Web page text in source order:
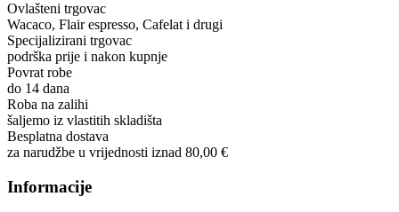
Ovlašteni trgovac
Wacaco, Flair espresso, Cafelat i drugi
Specijalizirani trgovac
podrška prije i nakon kupnje
Povrat robe
do 14 dana
Roba na zalihi
šaljemo iz vlastitih skladišta
Besplatna dostava
za narudžbe u vrijednosti iznad 80,00 €
Informacije